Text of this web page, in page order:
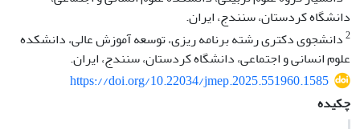
دانشگاه کردستان، سنندج، ایران.
2دانشجوی دکتری رشته برنامه ریزی، توسعه آموزش عالی، دانشکده
علوم انسانی و اجتماعی، دانشگاه کردستان، سنندج، ایران.
https://doi.org/10.22034/jmep.2025.551960.1585
چکیده